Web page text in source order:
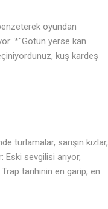
oyundan
*"Götün yerse kan
kuş kardeş
turlamalar, sarışın kızlar,
Eski sevgilisi arıyor,
tarihinin en garip, en